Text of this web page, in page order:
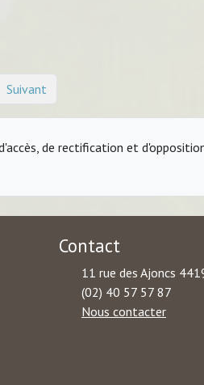
Suivant
de rectification et
Contact
11 rue des Ajoncs
(02) 40 57 57 87
Nous contacter